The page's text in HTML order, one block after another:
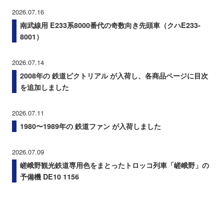
2026.07.16
南武線用 E233系8000番代の奇数向き先頭車（クハE233-
8001）
2026.07.14
2008年の 鉄道ピクトリアル が入荷し、各商品ページに目次
を追加しました
2026.07.11
1980〜1989年の 鉄道ファン が入荷しました
2026.07.09
嵯峨野観光鉄道専用色をまとったトロッコ列車「嵯峨野」の
予備機 DE10 1156